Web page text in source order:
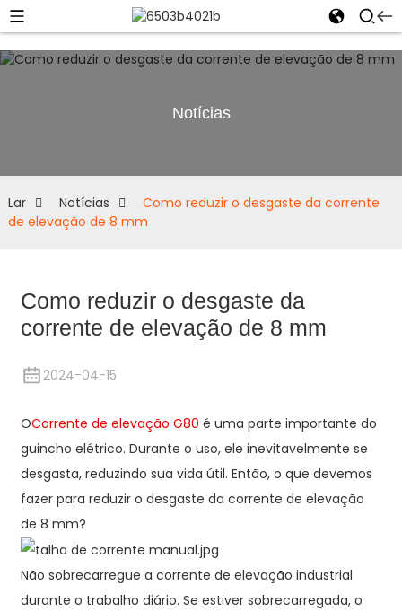
Notícias
Lar Notícias
Como reduzir o desgaste da corrente
de elevação de 8 mm
Como reduzir o desgaste da
corrente de elevação de 8 mm
2024-04-15
OCorrente de elevação G80 é uma parte importante do
guincho elétrico. Durante o uso, ele inevitavelmente se
desgasta, reduzindo sua vida útil. Então, o que devemos
fazer para reduzir o desgaste da corrente de elevação
de 8 mm?
Não sobrecarregue a corrente de elevação industrial
durante o trabalho diário. Se estiver sobrecarregada, o